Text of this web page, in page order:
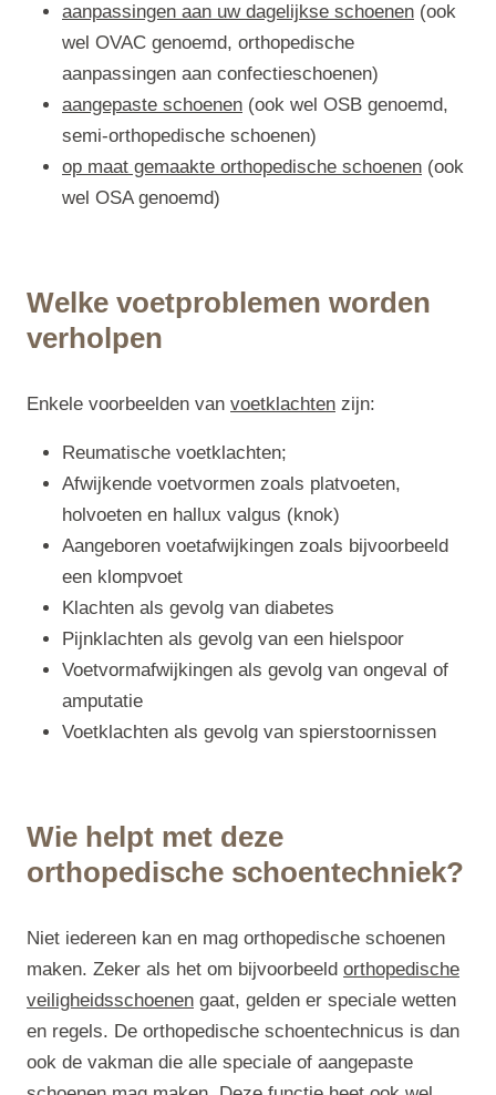
aanpassingen aan uw dagelijkse schoenen (ook
wel OVAC genoemd, orthopedische
aanpassingen aan confectieschoenen)
aangepaste schoenen (ook wel OSB genoemd,
semi-orthopedische schoenen)
op maat gemaakte orthopedische schoenen (ook
wel OSA genoemd)
Welke voetproblemen worden
verholpen
Enkele voorbeelden van voetklachten zijn:
Reumatische voetklachten;
Afwijkende voetvormen zoals platvoeten,
holvoeten en hallux valgus (knok)
Aangeboren voetafwijkingen zoals bijvoorbeeld
een klompvoet
Klachten als gevolg van diabetes
Pijnklachten als gevolg van een hielspoor
Voetvormafwijkingen als gevolg van ongeval of
amputatie
Voetklachten als gevolg van spierstoornissen
Wie helpt met deze
orthopedische schoentechniek?
Niet iedereen kan en mag orthopedische schoenen
maken. Zeker als het om bijvoorbeeld orthopedische
veiligheidsschoenen gaat, gelden er speciale wetten
en regels. De orthopedische schoentechnicus is dan
ook de vakman die alle speciale of aangepaste